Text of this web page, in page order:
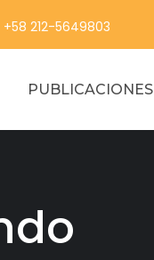
+58 212-5649803
PUBLICACIONES